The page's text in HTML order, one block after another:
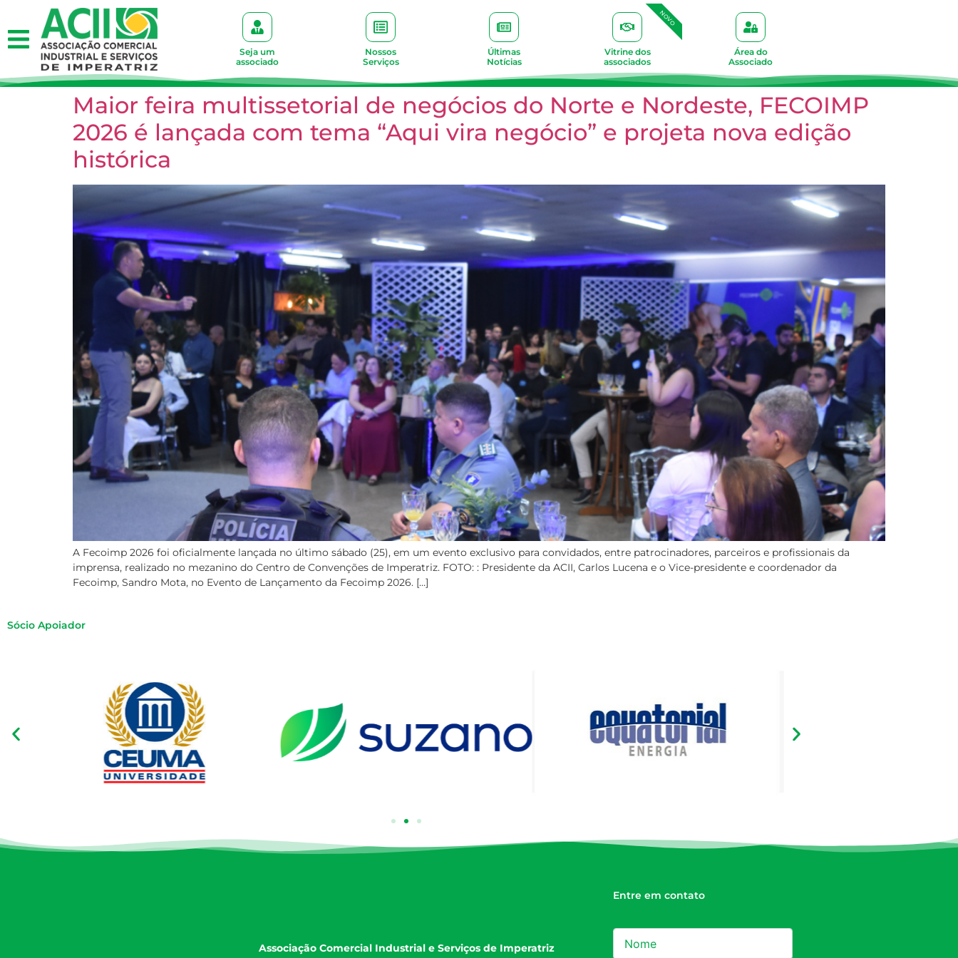
Seja um
associado
Nossos
Serviços
Últimas
Notícias
Vitrine dos
associados
NOVO
Área do
Associado
Maior feira multissetorial de negócios do Norte e Nordeste, FECOIMP
2026 é lançada com tema “Aqui vira negócio” e projeta nova edição
histórica
A Fecoimp 2026 foi oficialmente lançada no último sábado (25), em um evento exclusivo para convidados, entre patrocinadores, parceiros e profissionais da
imprensa, realizado no mezanino do Centro de Convenções de Imperatriz. FOTO: : Presidente da ACII, Carlos Lucena e o Vice-presidente e coordenador da
Fecoimp, Sandro Mota, no Evento de Lançamento da Fecoimp 2026. […]
Sócio Apoiador
Associação Comercial Industrial e Serviços de Imperatriz
Entre em contato